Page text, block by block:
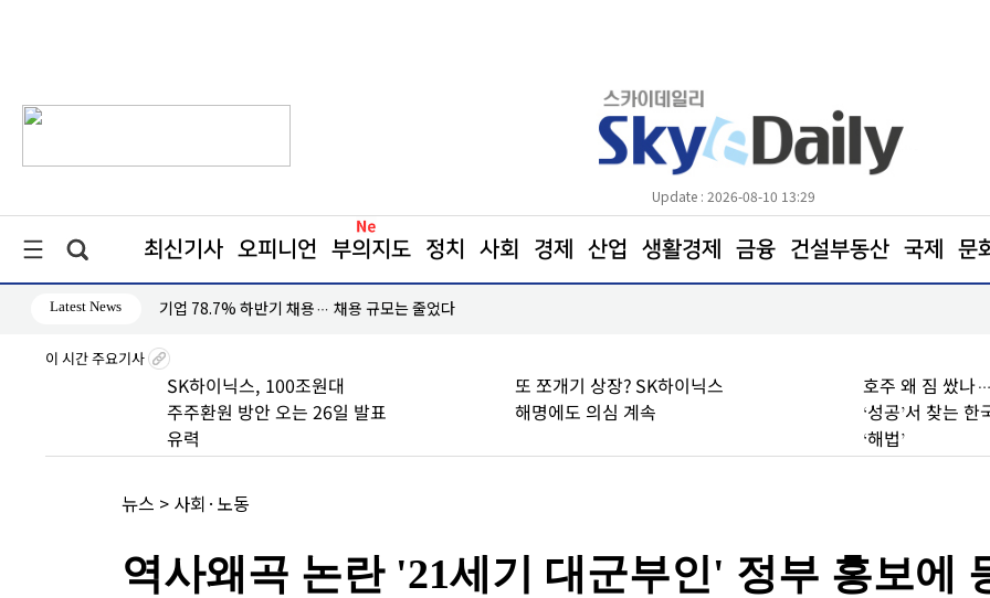
Update : 2026-08-10 13:29
최신기사 오피니언 부의지도 정치 사회 경제 산업 생활경제 금융 건설부동산 국제 문
Latest News 기업 78.7% 하반기 채용… 채용 규모는 줄었다
이 시간 주요기사
SK하이닉스, 100조원대
주주환원 방안 오는 26일 발표
유력
또 쪼개기 상장? SK하이닉스
해명에도 의심 계속
호주 왜 짐 쌌나
‘성공’서 찾는 한
‘해법’
뉴스 > 사회·노동
역사왜곡 논란 '21세기 대군부인' 정부 홍보에